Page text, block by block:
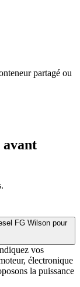
partagé ou
avant
FG Wilson pour
vos
électronique
la puissance